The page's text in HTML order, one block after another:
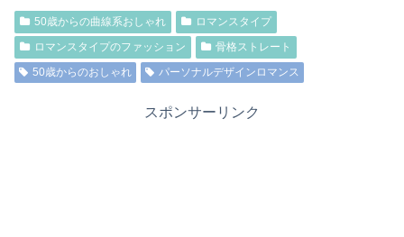
50歳からの曲線系おしゃれ
ロマンスタイプ
ロマンスタイプのファッション
骨格ストレート
50歳からのおしゃれ
パーソナルデザインロマンス
スポンサーリンク